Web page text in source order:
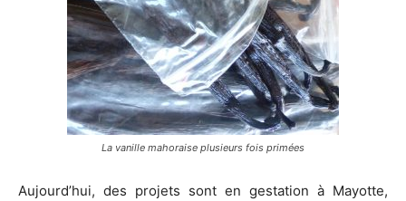
La vanille mahoraise plusieurs fois primées
Aujourd’hui, des projets sont en gestation à Mayotte,